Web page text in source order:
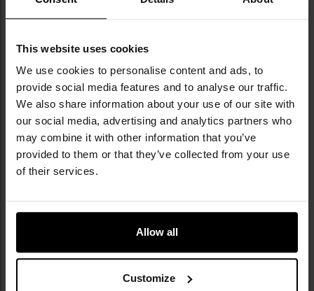
This website uses cookies
We use cookies to personalise content and ads, to
provide social media features and to analyse our traffic.
We also share information about your use of our site with
our social media, advertising and analytics partners who
may combine it with other information that you’ve
provided to them or that they’ve collected from your use
of their services.
Allow all
Customize
DANE TECHNICZNE
Więcej
informacji
EAN
786156004870
Producent
Garrett
OPINIE
WARTO DOKUPIĆ